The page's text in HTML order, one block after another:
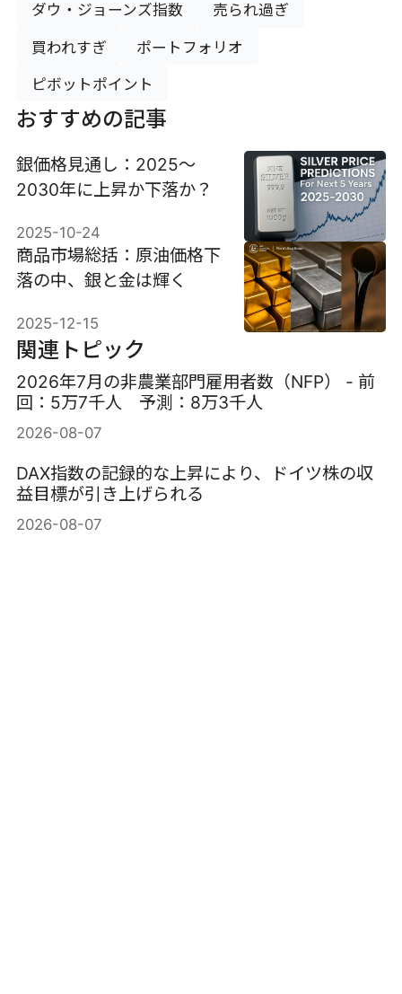
ダウ・ジョーンズ指数 売られ過ぎ
買われすぎ ポートフォリオ
ピボットポイント
おすすめの記事
銀価格見通し：2025～
2030年に上昇か下落か？
2025-10-24
商品市場総括：原油価格下
落の中、銀と金は輝く
2025-12-15
関連トピック
2026年7月の非農業部門雇用者数（NFP） - 前
回：5万7千人 予測：8万3千人
2026-08-07
DAX指数の記録的な上昇により、ドイツ株の収
益目標が引き上げられる
2026-08-07